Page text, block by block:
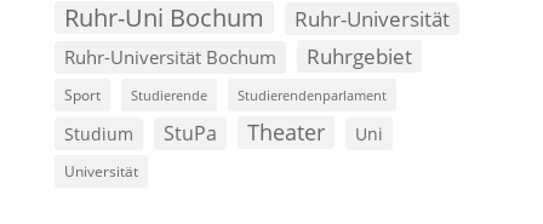
Ruhr-Uni Bochum Ruhr-Universität
Ruhr-Universität Bochum Ruhrgebiet
Sport Studierende Studierendenparlament
Studium StuPa Theater Uni
Universität